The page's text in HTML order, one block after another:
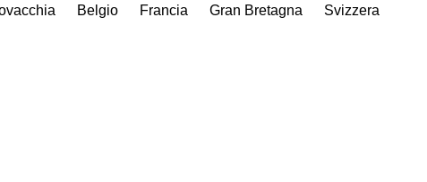
Belgio Francia Gran Bretagna
Svizzera